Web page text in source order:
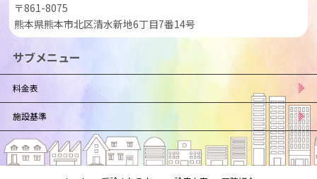
〒861-8075
熊本県熊本市北区清水新地6丁目7番14号
サブメニュー
料金表
施設基準